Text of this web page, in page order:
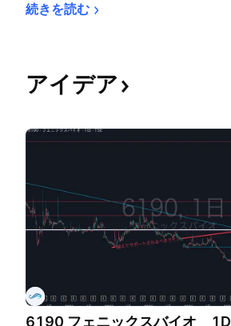
続きを読む
アイデア
6190 フェニックスバイオ 1D